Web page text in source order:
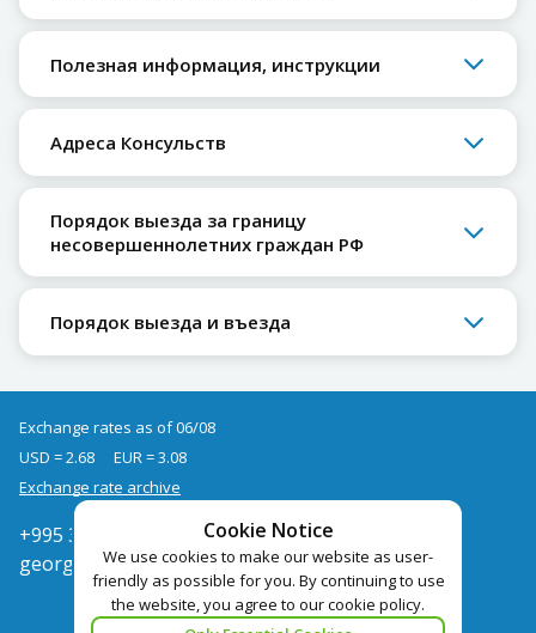
Полезная информация, инструкции
Адреса Консульств
Порядок выезда за границу
несовершеннолетних граждан РФ
Порядок выезда и въезда
Cookie Notice
We use cookies to make our website as user-
friendly as possible for you. By continuing to use
the website, you agree to our cookie policy.
Exchange rates as of 06/08
USD = 2.68
EUR = 3.08
Exchange rate archive
+995 322050666
georgia@pegast.ge